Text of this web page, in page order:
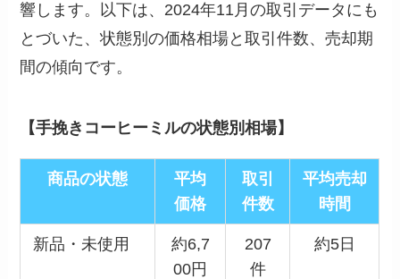
響します。以下は、2024年11月の取引データにも
とづいた、状態別の価格相場と取引件数、売却期
間の傾向です。
【手挽きコーヒーミルの状態別相場】
商品の状態
平均
価格
取引
件数
平均売却
時間
新品・未使用
約6,7
00円
207
件
約5日